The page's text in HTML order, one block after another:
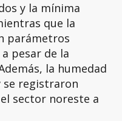
y la mínima
que la
parámetros
pesar de la
la humedad
se registraron
sector noreste a